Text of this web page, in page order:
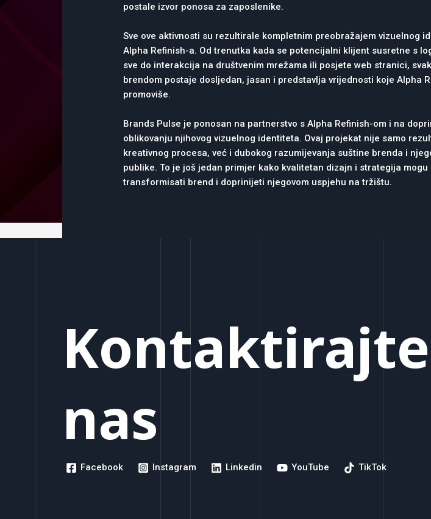
postale izvor ponosa za zaposlenike.
Sve ove aktivnosti su rezultirale kompletnim preobražajem vizuelnog
Alpha Refinish-a. Od trenutka kada se potencijalni klijent susretne s
sve do interakcija na društvenim mrežama ili posjete web stranici,
brendom postaje dosljedan, jasan i predstavlja vrijednosti koje Alpha
promoviše.
Brands Pulse je ponosan na partnerstvo s Alpha Refinish-om i na
oblikovanju njihovog vizuelnog identiteta. Ovaj projekat nije samo
kreativnog procesa, već i dubokog razumijevanja suštine brenda i
publike. To je još jedan primjer kako kvalitetan dizajn i strategija mogu
transformisati brend i doprinijeti njegovom uspjehu na tržištu.
Kontaktirajte
nas
Facebook Instagram Linkedin YouTube TikTok